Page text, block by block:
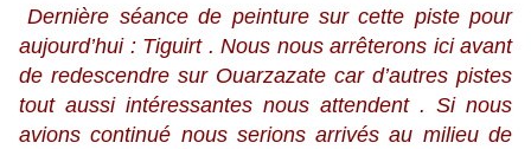
Dernière séance de peinture sur cette piste pour
aujourd’hui : Tiguirt . Nous nous arrêterons ici avant
de redescendre sur Ouarzazate car d’autres pistes
tout aussi intéressantes nous attendent . Si nous
avions continué nous serions arrivés au milieu de